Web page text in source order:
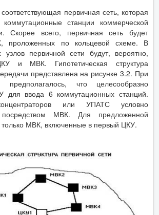
первичная сеть, которая
коммутационные станции коммерческой
Скорее всего, первичная сеть будет
проложенных по кольцевой схеме. В
узлов первичной сети будут, вероятно,
и МВК. Гипотетическая структура
представлена на рисунке 3.2. При
что целесообразно
для ввода 6 коммутационных станций.
или УПАТС условно
посредством МВК. Для предложенной
МВК, включенные в первый ЦКУ.